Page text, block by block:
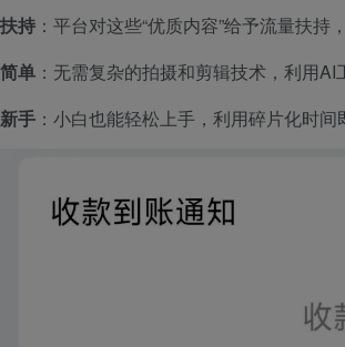
持 ：平台对这些“优质内容”给予流量扶持
单 ：无需复杂的拍摄和剪辑技术，利用AI
手 ：小白也能轻松上手，利用碎片化时间